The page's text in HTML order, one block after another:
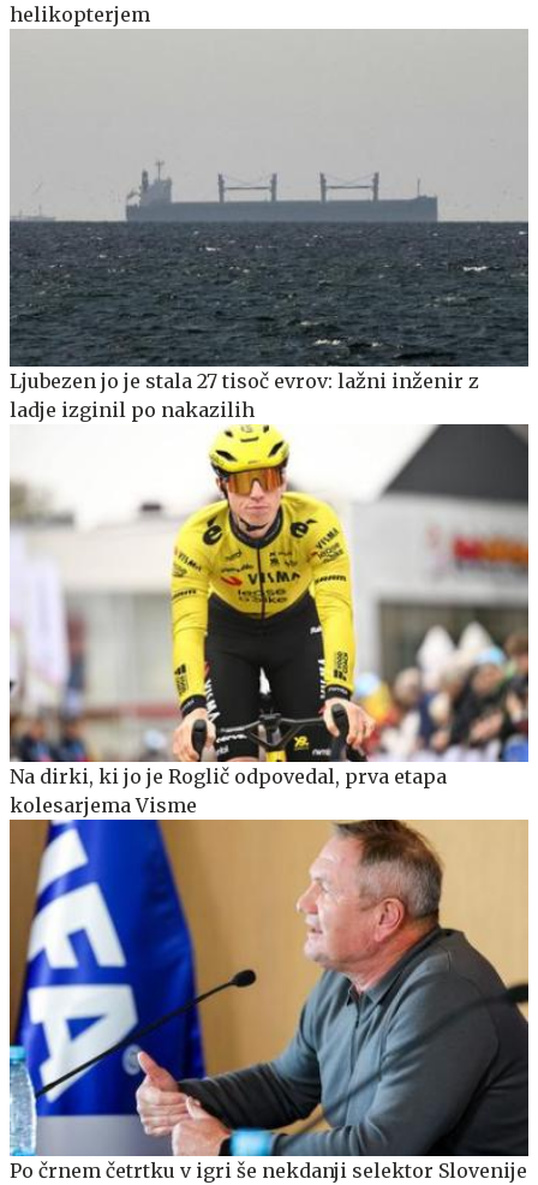
helikopterjem
Ljubezen jo je stala 27 tisoč evrov: lažni inženir z
ladje izginil po nakazilih
Na dirki, ki jo je Roglič odpovedal, prva etapa
kolesarjema Visme
Po črnem četrtku v igri še nekdanji selektor Slovenije